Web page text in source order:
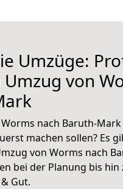
Umzüge:
von
nach Baruth-
machen sollen? Es
von Worms nach
bei der Planung bis
Gut.